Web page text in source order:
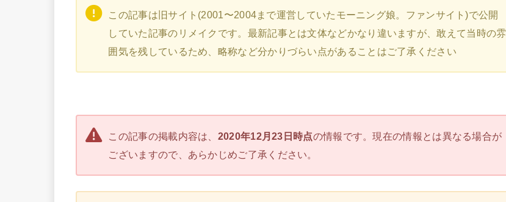
この記事は旧サイト(2001〜2004まで運営していたモーニング娘。ファンサイト)で公開
していた記事のリメイクです。最新記事とは文体などかなり違いますが、敢えて当時の雰
囲気を残しているため、略称など分かりづらい点があることはご了承ください
この記事の掲載内容は、 2020年12月23日時点の情報です。現在の情報とは異なる場合が
ございますので、あらかじめご了承ください。